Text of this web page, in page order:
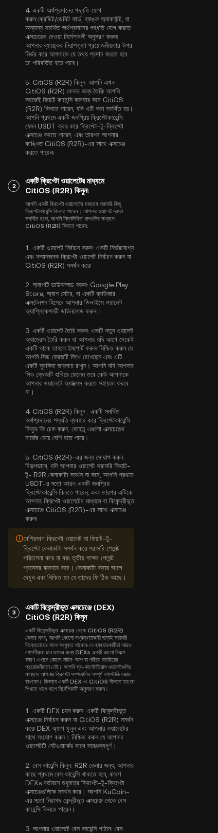
4. একটি অর্থপ্রদানের পদ্ধতি যোগ
করুন:ক্রেডিট/ডেবিট কার্ড, ব্যাঙ্ক অ্যাকাউন্ট, বা
অন্যান্য সমর্থিত অর্থপ্রদানের পদ্ধতি যোগ করতে
এক্সচেঞ্জের দেওয়া নির্দেশাবলী অনুসরণ করুন৷
আপনার ব্যাঙ্কের নিরাপত্তা প্রয়োজনীয়তার উপর
নির্ভর করে আপনাকে যে তথ্য প্রদান করতে হবে
তা পরিবর্তিত হতে পারে।
5. CitiOS (R2R) কিনুন: আপনি এখন
CitiOS (R2R) কেনার জন্য তৈরি৷ আপনি
সহজেই ফিয়াট কারেন্সি ব্যবহার করে CitiOS
(R2R) কিনতে পারেন, যদি এটি করা সমর্থিত হয়।
আপনি প্রথমে একটি জনপ্রিয় ক্রিপ্টোকারেন্সি
যেমনUSDT ক্রয় করে ক্রিপ্টো-টু-ক্রিপ্টো
এক্সচেঞ্জ করতে পারেন, এবং তারপর আপনার
কাঙ্খিত CitiOS (R2R)-এর সাথে এক্সচেঞ্জ
করতে পারেন৷
2
একটি ক্রিপ্টো ওয়ালেটের মাধ্যমে
CitiOS (R2R) কিনুন৷
আপনি একটি ক্রিপ্টো ওয়ালেটের মাধ্যমে সরাসরি কিছু
ক্রিপ্টোকারেন্সি কিনতে পারেন। আপনার ওয়ালেট দ্বারা
সমর্থিত হলে, আপনি নিম্নলিখিত ধাপগুলির মাধ্যমে
CitiOS (R2R) কিনতে পারেন:
1. একটি ওয়ালেট নির্বাচন করুন: একটি নির্ভরযোগ্য
এবং সম্মানজনক ক্রিপ্টো ওয়ালেট নির্বাচন করুন যা
CitiOS (R2R) সমর্থন করে৷
2. অ্যাপটি ডাউনলোড করুন: Google Play
Store, অ্যাপ স্টোর, বা একটি ব্রাউজার
এক্সটেনশন হিসেবে আপনার ডিভাইসে ওয়ালেট
অ্যাপ্লিকেশনটি ডাউনলোড করুন।
3. একটি ওয়ালেট তৈরি করুন: একটি নতুন ওয়ালেট
অ্যাড্রেস তৈরি করুন বা আপনার যদি আগে থেকেই
একটি থাকে তাহলে ইমপোর্ট করুন৷ নিশ্চিত করুন যে
আপনি সিড ফ্রেজটি লিখে রেখেছেন এবং এটি
একটি সুরক্ষিত জায়গায় রাখুন। আপনি যদি আপনার
সিড ফ্রেজটি হারিয়ে ফেলেন তবে কেউ আপনাকে
আপনার ওয়ালেটে অ্যাক্সেস করতে সহায়তা করবে
না।
4. CitiOS (R2R) কিনুন : একটি সমর্থিত
অর্থপ্রদানের পদ্ধতি ব্যবহার করে ক্রিপ্টোকারেন্সি
কিনুন৷ ফি চেক করুন, যেহেতু এগুলো এক্সচেঞ্জের
চার্জের চেয়ে বেশি হতে পারে।
5. CitiOS (R2R)-এর জন্য সোয়াপ করুন:
বিকল্পভাবে, যদি আপনার ওয়ালেট সরাসরি ফিয়াট-
টু- R2R কেনাকাটা সমর্থন না করে, আপনি প্রথমে
USDT-র মতো আরও একটি জনপ্রিয়
ক্রিপ্টোকারেন্সি কিনতে পারেন, এবং তারপর এটিকে
আপনার ক্রিপ্টো ওয়ালেটের মাধ্যমে বা বিকেন্দ্রীভূত
এক্সচেঞ্জে CitiOS (R2R)-এর সাথে এক্সচেঞ্জ
করুন৷
বেশিরভাগ ক্রিপ্টো ওয়ালেট যা ফিয়াট-টু-
ক্রিপ্টো কেনাকাটা সমর্থন করে সরাসরি পেমেন্ট
পরিচালনা করে না বরং তৃতীয় পক্ষের পেমেন্ট
প্রসেসর ব্যবহার করে। কেনাকাটা করার আগে
দেখুন এবং নিশ্চিত হন যে তাদের ফি ঠিক আছে।
3
একটি বিকেন্দ্রীভূত এক্সচেঞ্জে (DEX)
CitiOS (R2R) কিনুন
একটি বিকেন্দ্রীভূত এক্সচেঞ্জ থেকে CitiOS (R2R)
কেনার সময়, আপনি কোনো মধ্যস্থতাকারী ছাড়াই সরাসরি
বিক্রেতাদের সাথে সংযুক্ত থাকেন৷ যে ব্যবহারকারীরা আরও
গোপনীয়তা চান তাদের জন্য DEXs একটি ভালো বিকল্প
কারণ এখানে কোনো সাইন-আপ বা পরিচয় যাচাইয়ের
প্রয়োজনীয়তা নেই। আপনি স্ব-কাস্টোডিয়াল ওয়ালেটগুলির
মাধ্যমে আপনার ক্রিপ্টো সম্পদগুলির সম্পূর্ণ কাস্টোডি বজায়
রাখবেন। কিভাবে একটি DEX-এ CitiOS কিনতে হয় তা
শিখতে ধাপে ধাপে নির্দেশিকাটি অনুসরণ করুন।
1. একটি DEX চয়ন করুন: একটি বিকেন্দ্রীভূত
এক্সচেঞ্জ নির্বাচন করুন যা CitiOS (R2R) সমর্থন
করে৷ DEX অ্যাপ খুলুন এবং আপনার ওয়ালেটের
সাথে সংযোগ করুন। নিশ্চিত করুন যে আপনার
ওয়ালেটটি নেটওয়ার্কের সাথে সামঞ্জস্যপূর্ণ।
2. বেস কারেন্সি কিনুন: R2R কেনার জন্য, আপনার
কাছে প্রথমে বেস কারেন্সি থাকতে হবে, কারণ
DEXs বর্তমানে শুধুমাত্র ক্রিপ্টো-টু-ক্রিপ্টো
এক্সচেঞ্জগুলিকে সমর্থন করে। আপনি KuCoin-
এর মতো নিরাপদ কেন্দ্রীভূত এক্সচেঞ্জ থেকে বেস
কারেন্সি কিনতে পারেন।
3. আপনার ওয়ালেটে বেস কারেন্সি পাঠান: বেস